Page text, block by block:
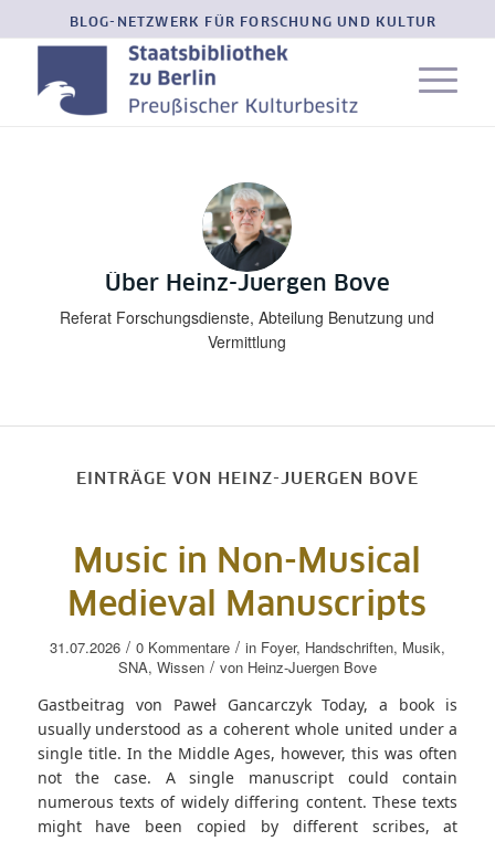
BLOG-NETZWERK FÜR FORSCHUNG UND KULTUR
Über Heinz-Juergen Bove
Referat Forschungsdienste, Abteilung Benutzung und
Vermittlung
EINTRÄGE VON HEINZ-JUERGEN BOVE
Music in Non-Musical
Medieval Manuscripts
31.07.2026 / 0 Kommentare / in Foyer, Handschriften, Musik,
SNA, Wissen / von Heinz-Juergen Bove
Gastbeitrag von Paweł Gancarczyk Today, a book is
usually understood as a coherent whole united under a
single title. In the Middle Ages, however, this was often
not the case. A single manuscript could contain
numerous texts of widely differing content. These texts
might have been copied by different scribes, at